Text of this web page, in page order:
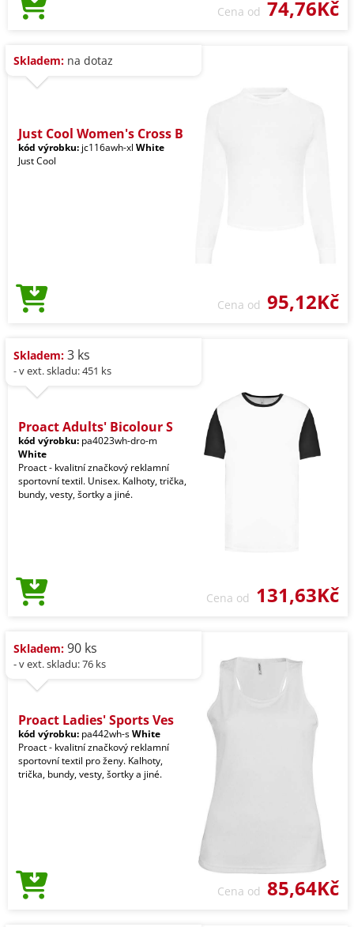
Cena od 74,76Kč
Skladem: na dotaz
Just Cool Women's Cross B
kód výrobku: jc116awh-xl White
Just Cool
Cena od 95,12Kč
Skladem: 3 ks
- v ext. skladu: 451 ks
Proact Adults' Bicolour S
kód výrobku: pa4023wh-dro-m
White
Proact - kvalitní značkový reklamní
sportovní textil. Unisex. Kalhoty, trička,
bundy, vesty, šortky a jiné.
Cena od 131,63Kč
Skladem: 90 ks
- v ext. skladu: 76 ks
Proact Ladies' Sports Ves
kód výrobku: pa442wh-sWhite
Proact - kvalitní značkový reklamní
sportovní textil pro ženy. Kalhoty,
trička, bundy, vesty, šortky a jiné.
Cena od 85,64Kč